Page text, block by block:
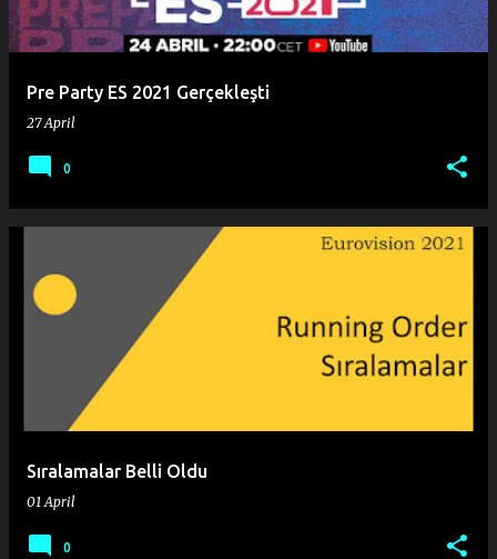
Pre Party ES 2021 Gerçekleşti
27 April
0
Sıralamalar Belli Oldu
01 April
0